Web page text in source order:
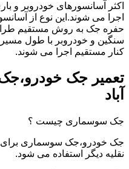
اکثر آسانسورهای خودروبر و
اجرا می شوند.این نوع از
حفره جک به روش مستقیم
سنگین و خودروبر با طول
کنار مستقیم اجرا می شوند.
تعمیر جک
آباد
جک سوسماری چیست ؟
جک خودرو،جک سوسماری برای
نقلیه دیگر استفاده می شود.